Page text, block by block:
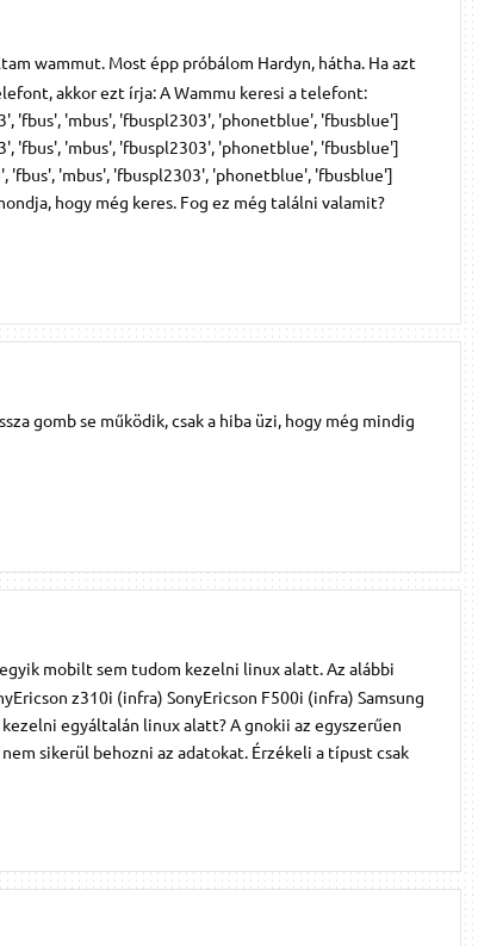
wammut. Most épp próbálom Hardyn, hátha. Ha azt
akkor ezt írja: A Wammu keresi a telefont:
'fbus', 'mbus', 'fbuspl2303', 'phonetblue', 'fbusblue']
'fbus', 'mbus', 'fbuspl2303', 'phonetblue', 'fbusblue']
'mbus', 'fbuspl2303', 'phonetblue', 'fbusblue']
hogy még keres. Fog ez még találni valamit?
gomb se működik, csak a hiba üzi, hogy még mindig
mobilt sem tudom kezelni linux alatt. Az alábbi
z310i (infra) SonyEricson F500i (infra) Samsung
egyáltalán linux alatt? A gnokii az egyszerűen
sikerül behozni az adatokat. Érzékeli a típust csak